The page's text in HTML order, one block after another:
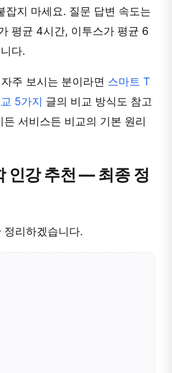
잡지 마세요. 질문 답변 속도는
평균 4시간, 이투스가 평균 6
다.
주 보시는 분이라면 스마트 T
5가지 글의 비교 방식도 참고
서비스든 비교의 기본 원리
인강 추천 — 최종 정
정리하겠습니다.